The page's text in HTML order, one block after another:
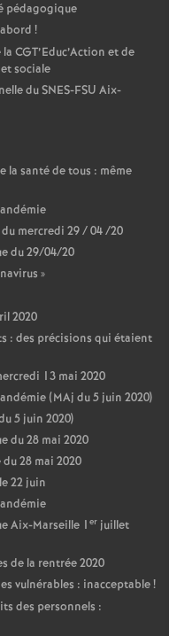
pédagogique
!
CGT’Educ’Action et de
sociale
du SNES-FSU Aix-
la santé de tous : même
mercredi 29 / 04 /20
du 29/04/20
»
2020
: des précisions qui étaient
13 mai 2020
(MAj du 5 juin 2020)
5 juin 2020)
du 28 mai 2020
28 mai 2020
22 juin
Aix-Marseille 1 er juillet
de la rentrée 2020
vulnérables : inacceptable!
des personnels :